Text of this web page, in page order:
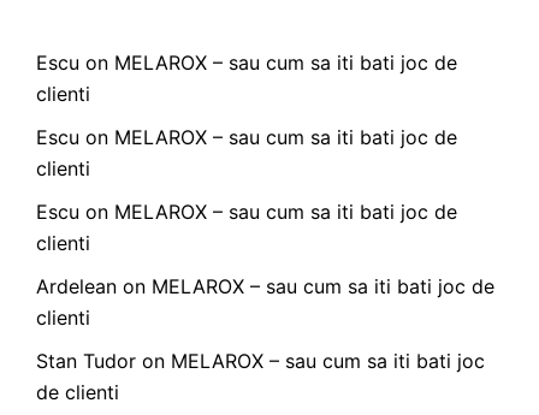
Escu on MELAROX – sau cum sa iti bati joc de
clienti
Escu on MELAROX – sau cum sa iti bati joc de
clienti
Escu on MELAROX – sau cum sa iti bati joc de
clienti
Ardelean on MELAROX – sau cum sa iti bati joc de
clienti
Stan Tudor on MELAROX – sau cum sa iti bati joc
de clienti